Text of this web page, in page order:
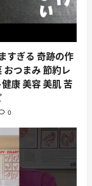
すぎる 奇跡の作
おつまみ 節約レ
康 美容 美肌 苦
0